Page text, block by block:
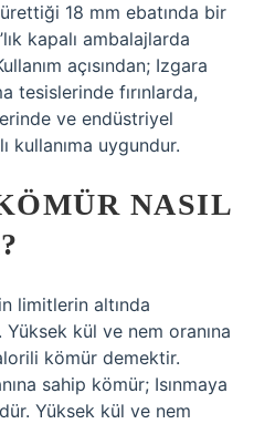
18 mm ebatında bir
kapalı ambalajlarda
açısından; Izgara
tesislerinde fırınlarda,
ve endüstriyel
kullanıma uygundur.
NASIL
limitlerin altında
kül ve nem oranına
kömür demektir.
sahip kömür; Isınmaya
Yüksek kül ve nem